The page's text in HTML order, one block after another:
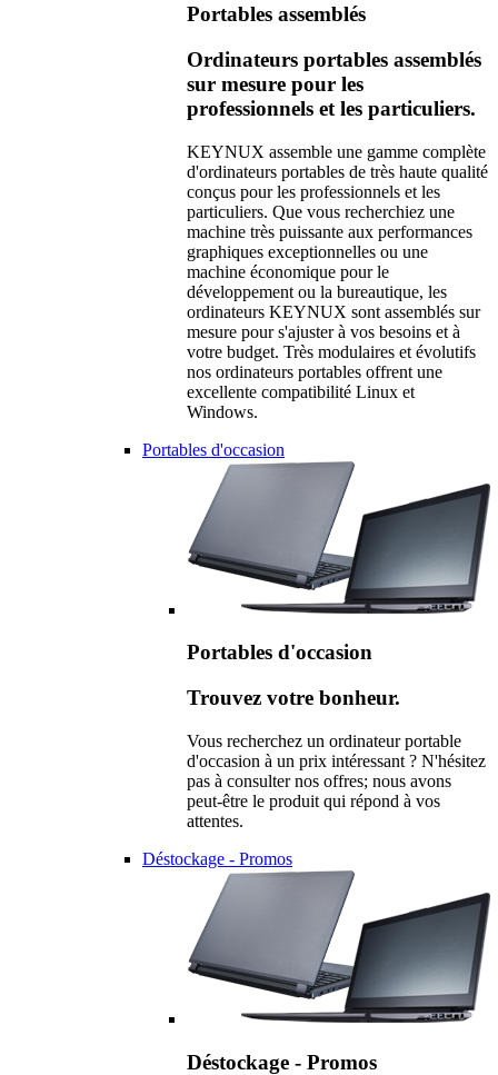
Portables assemblés
Ordinateurs portables assemblés
sur mesure pour les
professionnels et les particuliers.
KEYNUX assemble une gamme complète
d'ordinateurs portables de très haute qualité
conçus pour les professionnels et les
particuliers. Que vous recherchiez une
machine très puissante aux performances
graphiques exceptionnelles ou une
machine économique pour le
développement ou la bureautique, les
ordinateurs KEYNUX sont assemblés sur
mesure pour s'ajuster à vos besoins et à
votre budget. Très modulaires et évolutifs
nos ordinateurs portables offrent une
excellente compatibilité Linux et
Windows.
Portables d'occasion
Portables d'occasion
Trouvez votre bonheur.
Vous recherchez un ordinateur portable
d'occasion à un prix intéressant ? N'hésitez
pas à consulter nos offres; nous avons
peut-être le produit qui répond à vos
attentes.
Déstockage - Promos
Déstockage - Promos